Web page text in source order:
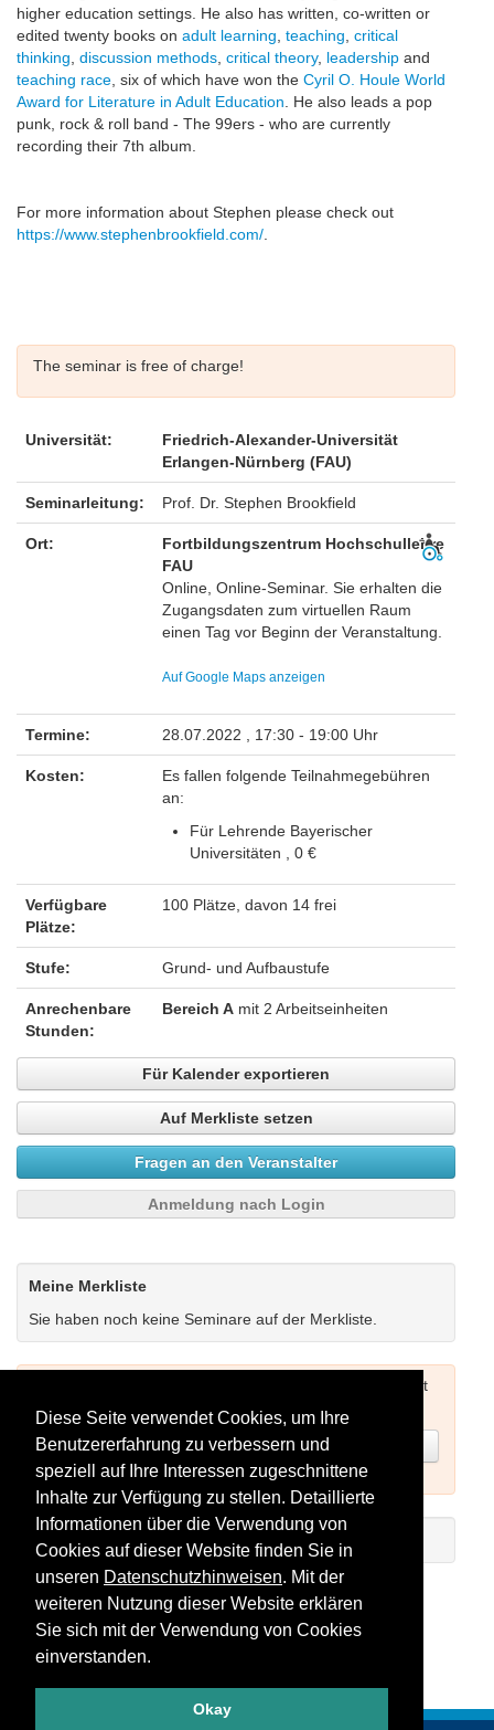
Diese Seite verwendet Cookies, um Ihre
Benutzererfahrung zu verbessern und
speziell auf Ihre Interessen zugeschnittene
Inhalte zur Verfügung zu stellen. Detaillierte
Informationen über die Verwendung von
Cookies auf dieser Website finden Sie in
unseren Datenschutzhinweisen. Mit der
weiteren Nutzung dieser Website erklären
Sie sich mit der Verwendung von Cookies
einverstanden.
Okay
higher education settings. He also has written, co-written or
edited twenty books on adult learning teaching critical
thinking discussion methods critical theory, leadership and
teaching race , six of which have won the Cyril O. Houle World
Award for Literature in Adult Education . He also leads a pop
punk, rock & roll band - The 99ers - who are currently
recording their 7th album.
For more information about Stephen please check out
https://www.stephenbrookfield.com/
The seminar is free of charge!
Universität:
Friedrich-Alexander-Universität
Erlangen-Nürnberg (FAU)
Seminarleitung: Prof. Dr. Stephen Brookfield
Ort:
Fortbildungszentrum Hochschullehre
FAU
Online, Online-Seminar. Sie erhalten die
Zugangsdaten zum virtuellen Raum
einen Tag vor Beginn der Veranstaltung.
Auf Google Maps anzeigen
Termine: 28.07.2022 , 17:30 - 19:00 Uhr
Kosten:
Es fallen folgende Teilnahmegebühren
an:
Für Lehrende Bayerischer
Universitäten , 0 €
Verfügbare
Plätze:
100 Plätze, davon 14 frei
Stufe: Grund- und Aufbaustufe
Anrechenbare
Stunden:
Bereich A mit 2 Arbeitseinheiten
Für Kalender exportieren
Auf Merkliste setzen
Fragen an den Veranstalter
Anmeldung nach Login
Meine Merkliste
Sie haben noch keine Seminare auf der Merkliste.
Um Seminare buchen zu können müssen Sie sich zuerst
einloggen (siehe oben) oder neu registrieren.
Jetzt registrieren
Einführungs-Video zum Registrieren
Seminare als RSS-Feed abonnieren